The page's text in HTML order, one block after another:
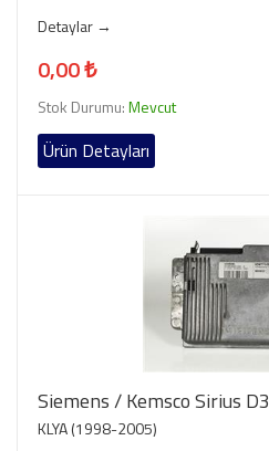
Detaylar →
0,00 ₺
Stok Durumu:Mevcut
Ürün Detayları
Siemens / Kemsco Sirius D3
KLYA (1998-2005)